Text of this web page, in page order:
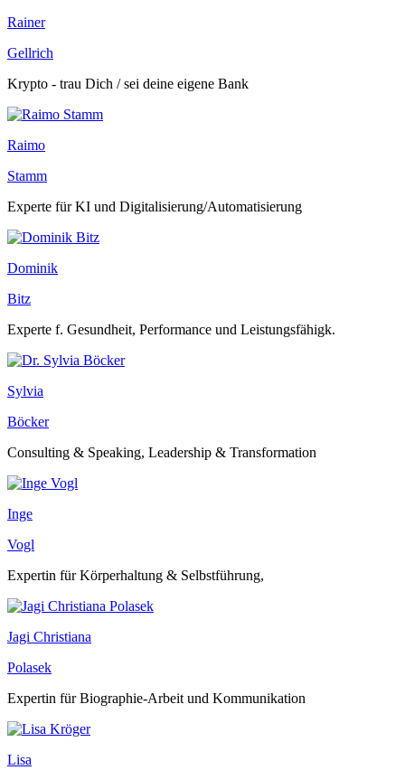
Rainer
Gellrich
Krypto - trau Dich / sei deine eigene Bank
Raimo
Stamm
Experte für KI und Digitalisierung/Automatisierung
Dominik
Bitz
Experte f. Gesundheit, Performance und Leistungsfähigk.
Sylvia
Böcker
Consulting & Speaking, Leadership & Transformation
Inge
Vogl
Expertin für Körperhaltung & Selbstführung,
Jagi Christiana
Polasek
Expertin für Biographie-Arbeit und Kommunikation
Lisa